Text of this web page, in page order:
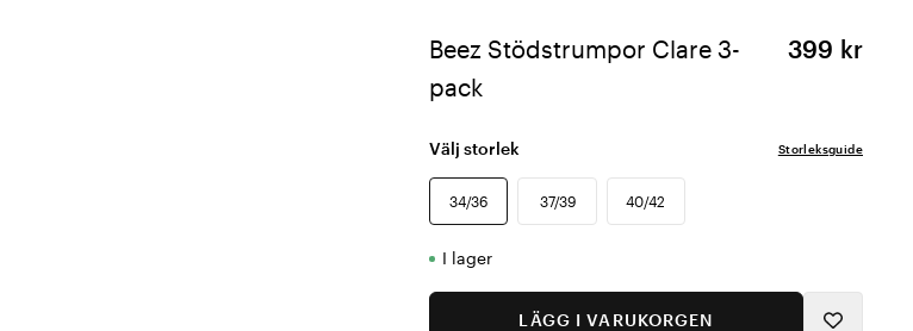
Beez Stödstrumpor Clare 3-
pack
399 kr
Välj storlek Storleksguide
34/36 37/39 40/42
I lager
LÄGG I VARUKORGEN